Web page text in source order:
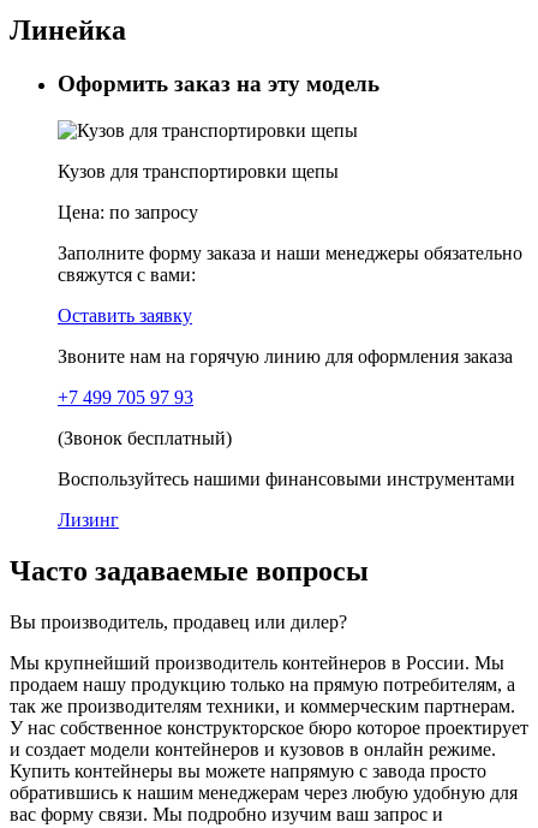
Линейка
Оформить заказ на эту модель
Кузов для транспортировки щепы
Цена: по запросу
Заполните форму заказа и наши менеджеры обязательно
свяжутся с вами:
Оставить заявку
Звоните нам на горячую линию для оформления заказа
+7 499 705 97 93
(Звонок бесплатный)
Воспользуйтесь нашими финансовыми инструментами
Лизинг
Часто задаваемые вопросы
Вы производитель, продавец или дилер?
Мы крупнейший производитель контейнеров в России. Мы
продаем нашу продукцию только на прямую потребителям, а
так же производителям техники, и коммерческим партнерам.
У нас собственное конструкторское бюро которое проектирует
и создает модели контейнеров и кузовов в онлайн режиме.
Купить контейнеры вы можете напрямую с завода просто
обратившись к нашим менеджерам через любую удобную для
вас форму связи. Мы подробно изучим ваш запрос и